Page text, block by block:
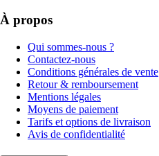
À propos
Qui sommes-nous ?
Contactez-nous
Conditions générales de vente
Retour & remboursement
Mentions légales
Moyens de paiement
Tarifs et options de livraison
Avis de confidentialité